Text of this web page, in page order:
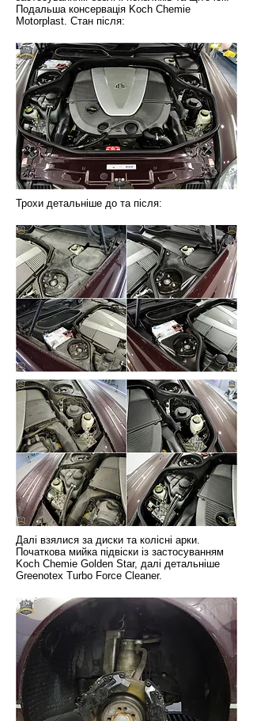
Подальша консервація Koch Chemie
Motorplast. Стан після:
Трохи детальніше до та після:
Далі взялися за диски та колісні арки.
Початкова мийка підвіски із застосуванням
Koch Chemie Golden Star, далі детальніше
Greenotex Turbo Force Cleaner.